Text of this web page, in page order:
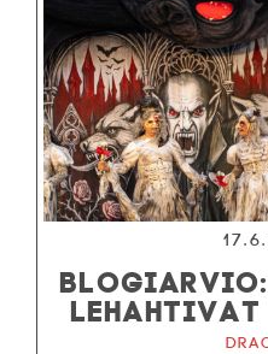
LEHAHTIVAT